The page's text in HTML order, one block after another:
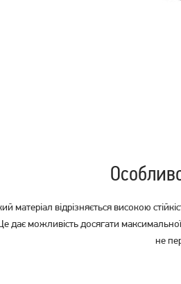
матеріал відрізняється високою
дає можливість досягати
не